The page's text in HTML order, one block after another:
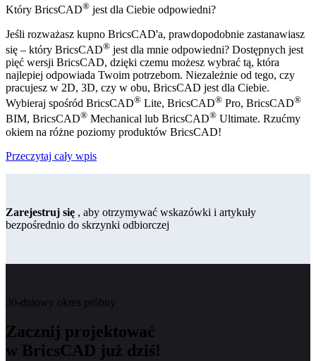
Który BricsCAD® jest dla Ciebie odpowiedni?
Jeśli rozważasz kupno BricsCAD'a, prawdopodobnie zastanawiasz
się – który BricsCAD® jest dla mnie odpowiedni? Dostępnych jest
pięć wersji BricsCAD, dzięki czemu możesz wybrać tą, która
najlepiej odpowiada Twoim potrzebom. Niezależnie od tego, czy
pracujesz w 2D, 3D, czy w obu, BricsCAD jest dla Ciebie.
Wybieraj spośród BricsCAD® Lite, BricsCAD® Pro, BricsCAD®
BIM, BricsCAD® Mechanical lub BricsCAD® Ultimate. Rzućmy
okiem na różne poziomy produktów BricsCAD!
Przeczytaj cały wpis
Zarejestruj się , aby otrzymywać wskazówki i artykuły
bezpośrednio do skrzynki odbiorczej
30-dniowy okres próbny
Zacznij projektować
w BricsCAD już dziś!